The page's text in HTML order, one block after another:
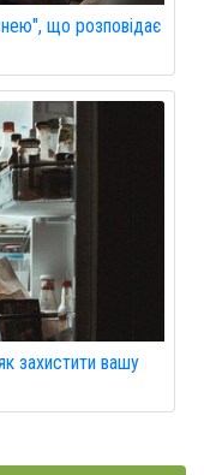
що розповідає
захистити вашу